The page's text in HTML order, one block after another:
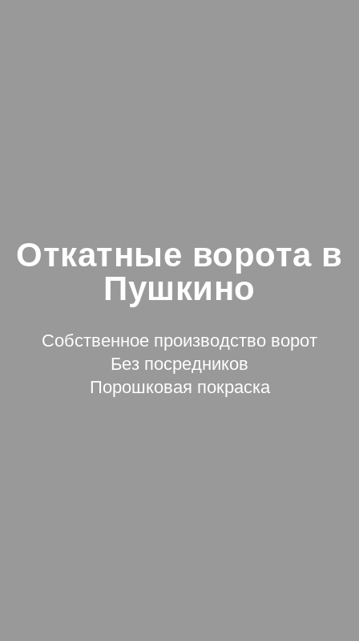
Откатные ворота в
Пушкино
Собственное производство ворот
Без посредников
Порошковая покраска